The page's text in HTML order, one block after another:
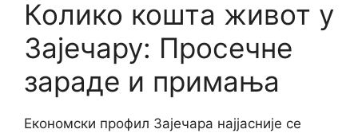
Колико коштa живот у
Зајечару: Просечне
зараде и примања
Економски профил Зајечара најјасније се